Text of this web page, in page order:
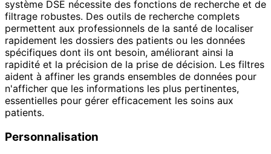
système DSE nécessite des fonctions de recherche et de
filtrage robustes. Des outils de recherche complets
permettent aux professionnels de la santé de localiser
rapidement les dossiers des patients ou les données
spécifiques dont ils ont besoin, améliorant ainsi la
rapidité et la précision de la prise de décision. Les filtres
aident à affiner les grands ensembles de données pour
n'afficher que les informations les plus pertinentes,
essentielles pour gérer efficacement les soins aux
patients.
Personnalisation